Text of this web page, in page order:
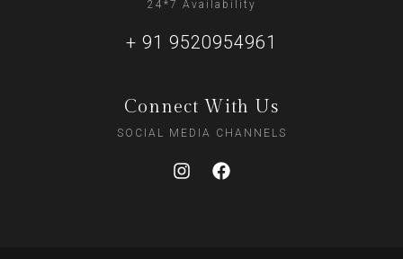
24*7 Availability
+ 91 9520954961
Connect With Us
SOCIAL MEDIA CHANNELS